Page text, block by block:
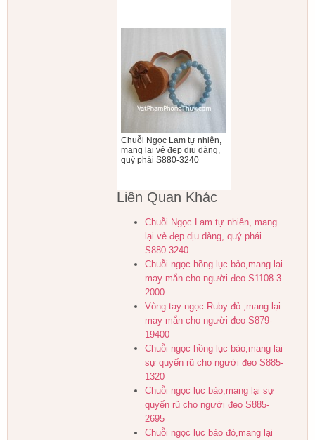
Chuỗi Ngọc Lam tự nhiên,
mang lại vẻ đẹp dịu dàng,
quý phái S880-3240
Liên Quan Khác
Chuỗi Ngọc Lam tự nhiên, mang
lại vẻ đẹp dịu dàng, quý phái
S880-3240
Chuỗi ngọc hồng lục bảo,mang lại
may mắn cho người đeo S1108-3-
2000
Vòng tay ngọc Ruby đỏ ,mang lại
may mắn cho người đeo S879-
19400
Chuỗi ngọc hồng lục bảo,mang lại
sự quyến rũ cho người đeo S885-
1320
Chuỗi ngọc lục bảo,mang lại sự
quyến rũ cho người đeo S885-
2695
Chuỗi ngọc lục bảo đỏ,mang lại